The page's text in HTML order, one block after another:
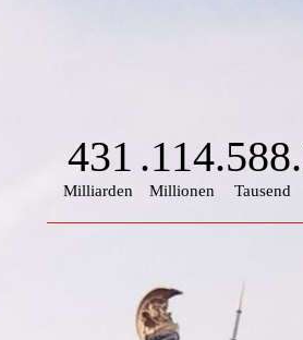
.588
Tausend
.114
Millionen
431
Milliarden